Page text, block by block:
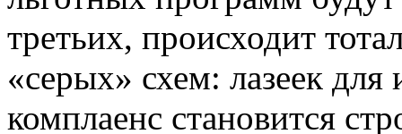
третьих, происходит
«серых» схем: лазеек для
комплаенс становится